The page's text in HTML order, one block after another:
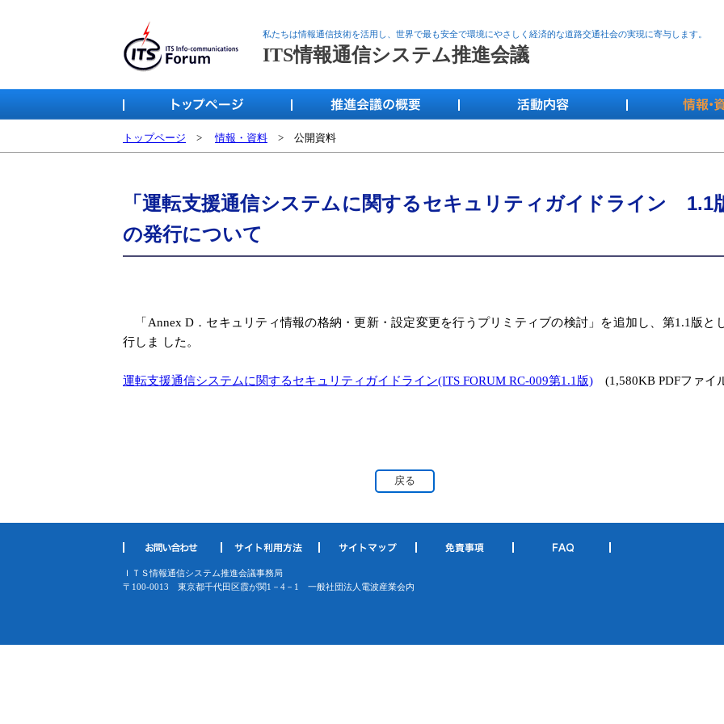
ITS情報通信システム推進会議
私たちは情報通信技術を活用し、世界で最も安全で環境にやさしく経済的な道路交通社会の実現に寄与します。
トップページ >情報・資料 > 公開資料
「運転支援通信システムに関するセキュリティガイドライン 1.1
の発行について
「Annex D．セキュリティ情報の格納・更新・設定変更を行うプリミティブの検討」を追加し、第1.1版と
行しま した。
運転支援通信システムに関するセキュリティガイドライン(ITS FORUM RC‐009第1.1版) (1,580KB PDFファイ
戻る
ＩＴＳ情報通信システム推進会議事務局
〒100-0013 東京都千代田区霞が関1－4－1 一般社団法人電波産業会内